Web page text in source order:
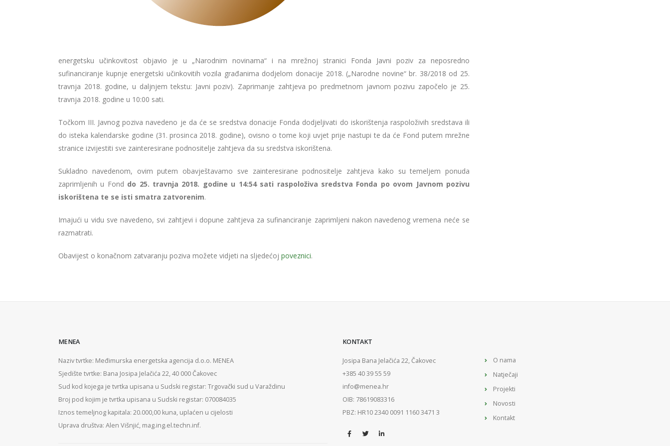
energetsku učinkovitost objavio je u „Narodnim novinama“ i na mrežnoj stranici Fonda Javni poziv za neposredno
sufinanciranje kupnje energetski učinkovitih vozila građanima dodjelom donacije 2018. („Narodne novine“ br. 38/2018 od 25.
travnja 2018. godine, u daljnjem tekstu: Javni poziv). Zaprimanje zahtjeva po predmetnom javnom pozivu započelo je 25.
travnja 2018. godine u 10:00 sati.
Točkom III. Javnog poziva navedeno je da će se sredstva donacije Fonda dodjeljivati do iskorištenja raspoloživih sredstava ili
do isteka kalendarske godine (31. prosinca 2018. godine), ovisno o tome koji uvjet prije nastupi te da će Fond putem mrežne
stranice izvijestiti sve zainteresirane podnositelje zahtjeva da su sredstva iskorištena.
Sukladno navedenom, ovim putem obavještavamo sve zainteresirane podnositelje zahtjeva kako su temeljem ponuda
zaprimljenih u Fond do 25. travnja 2018. godine u 14:54 sati raspoloživa sredstva Fonda po ovom Javnom pozivu
iskorištena te se isti smatra zatvorenim.
Imajući u vidu sve navedeno, svi zahtjevi i dopune zahtjeva za sufinanciranje zaprimljeni nakon navedenog vremena neće se
razmatrati.
Obavijest o konačnom zatvaranju poziva možete vidjeti na sljedećoj poveznici.
MENEA
Naziv tvrtke: Međimurska energetska agencija d.o.o. MENEA
Sjedište tvrtke: Bana Josipa Jelačića 22, 40 000 Čakovec
Sud kod kojega je tvrtka upisana u Sudski registar: Trgovački sud u Varaždinu
Broj pod kojim je tvrtka upisana u Sudski registar: 070084035
Iznos temeljnog kapitala: 20.000,00 kuna, uplaćen u cijelosti
Uprava društva: Alen Višnjić, mag.ing.el.techn.inf.
KONTAKT
Josipa Bana Jelačića 22, Čakovec
+385 40 39 55 59
info@menea.hr
OIB: 78619083316
PBZ: HR10 2340 0091 1160 3471 3
O nama
Natječaji
Projekti
Novosti
Kontakt